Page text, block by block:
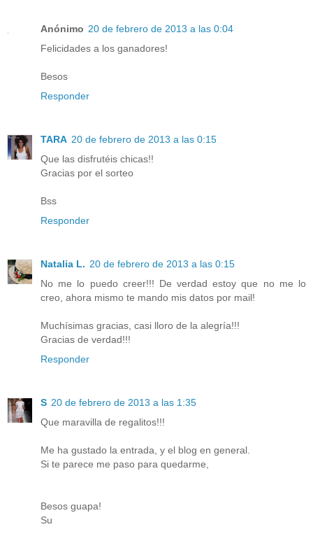
Anónimo 20 de febrero de 2013 a las 0:04
Felicidades a los ganadores!
Besos
Responder
TARA 20 de febrero de 2013 a las 0:15
Que las disfrutéis chicas!!
Gracias por el sorteo
Bss
Responder
Natalia L. 20 de febrero de 2013 a las 0:15
No me lo puedo creer!!! De verdad estoy que no me lo
creo, ahora mismo te mando mis datos por mail!
Muchísimas gracias, casi lloro de la alegría!!!
Gracias de verdad!!!
Responder
S 20 de febrero de 2013 a las 1:35
Que maravilla de regalitos!!!
Me ha gustado la entrada, y el blog en general.
Si te parece me paso para quedarme,
Besos guapa!
Su